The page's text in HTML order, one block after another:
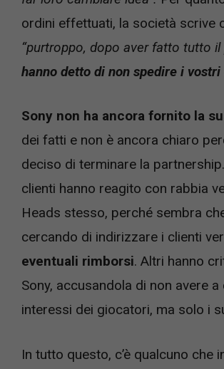
ordini effettuati, la società scrive
“purtroppo, dopo aver fatto tutto il
hanno detto di non spedire i vostri
Sony non ha ancora fornito la
dei fatti e non è ancora chiaro
deciso di terminare la
clienti hanno reagito con rabbia
Heads stesso, perché sembra
cercando di indirizzare i clienti
eventuali rimborsi. Altri hanno
Sony, accusandola di non avere a
interessi dei giocatori, ma solo i
In tutto questo, c’è qualcuno che